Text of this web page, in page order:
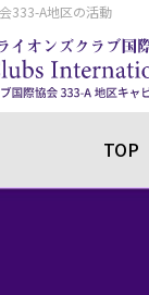
333-A地区の活動
TOP